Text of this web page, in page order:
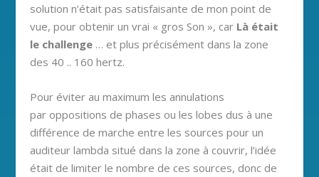
solution n’était pas satisfaisante de mon point de
vue, pour obtenir un vrai « gros Son », car Là était
le challenge … et plus précisément dans la zone
des 40 .. 160 hertz.
Pour éviter au maximum les annulations
par oppositions de phases ou les lobes dus à une
différence de marche entre les sources pour un
auditeur lambda situé dans la zone à couvrir, l’idée
était de limiter le nombre de ces sources, donc de